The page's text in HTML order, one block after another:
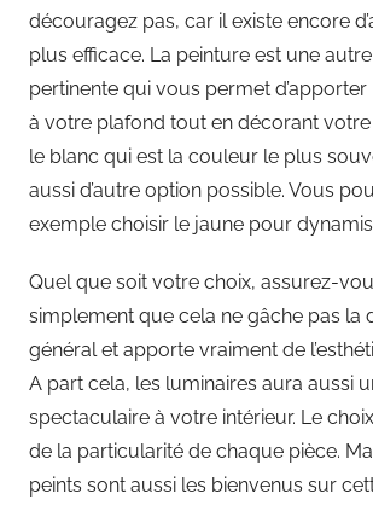
découragez pas, car il existe encore
plus efficace. La peinture est une
pertinente qui vous permet
à votre plafond tout en décorant votre
le blanc qui est la couleur le plus
aussi d’autre option possible. Vous
exemple choisir le jaune pour
Quel que soit votre choix, assurez-
simplement que cela ne gâche pas la
général et apporte vraiment de
A part cela, les luminaires aura aussi
spectaculaire à votre intérieur. Le
de la particularité de chaque pièce.
peints sont aussi les bienvenus sur